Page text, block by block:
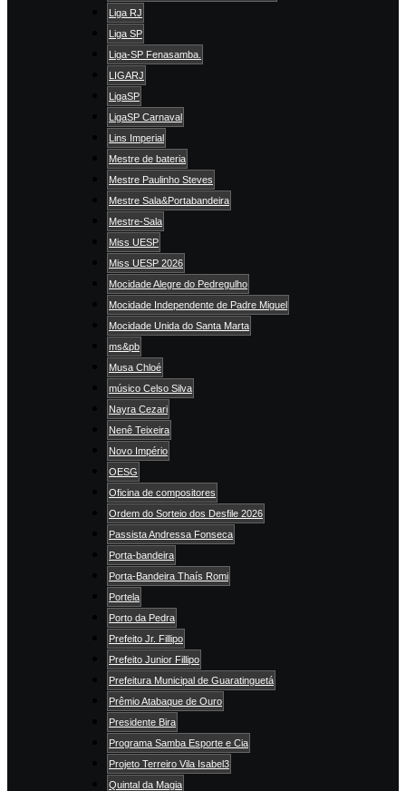
Liga RJ
Liga SP
Liga-SP Fenasamba.
LIGARJ
LigaSP
LigaSP Carnaval
Lins Imperial
Mestre de bateria
Mestre Paulinho Steves
Mestre Sala&Portabandeira
Mestre-Sala
Miss UESP
Miss UESP 2026
Mocidade Alegre do Pedregulho
Mocidade Independente de Padre Miguel
Mocidade Unida do Santa Marta
ms&pb
Musa Chloé
músico Celso Silva
Nayra Cezari
Nenê Teixeira
Novo Império
OESG
Oficina de compositores
Ordem do Sorteio dos Desfile 2026
Passista Andressa Fonseca
Porta-bandeira
Porta-Bandeira Thaís Romi
Portela
Porto da Pedra
Prefeito Jr. Fillipo
Prefeito Junior Fillipo
Prefeitura Municipal de Guaratinguetá
Prêmio Atabaque de Ouro
Presidente Bira
Programa Samba Esporte e Cia
Projeto Terreiro Vila Isabel3
Quintal da Magia